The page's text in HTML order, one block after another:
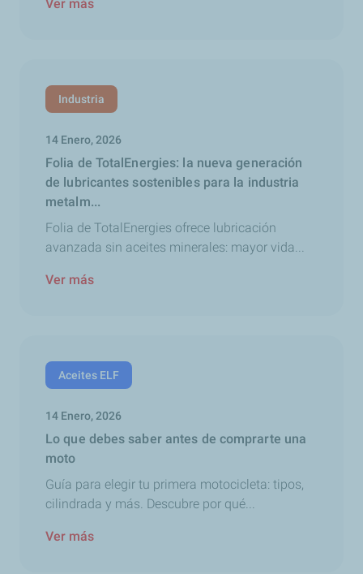
Ver más
Industria
14 Enero, 2026
Folia de TotalEnergies: la nueva generación
de lubricantes sostenibles para la industria
metalm...
Folia de TotalEnergies ofrece lubricación
avanzada sin aceites minerales: mayor vida...
Ver más
Aceites ELF
14 Enero, 2026
Lo que debes saber antes de comprarte una
moto
Guía para elegir tu primera motocicleta: tipos,
cilindrada y más. Descubre por qué...
Ver más